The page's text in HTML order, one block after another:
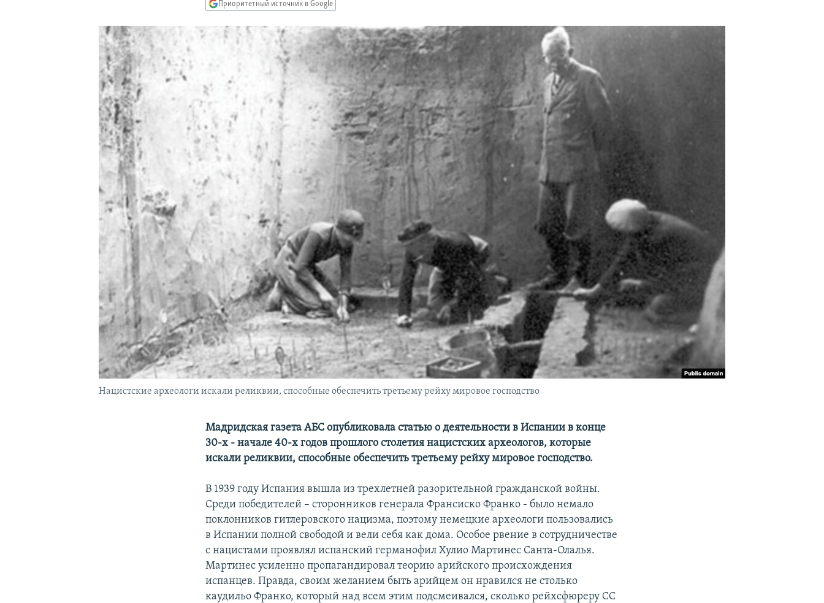
ПОДПИШИТЕСЬ НА РАССЫЛКУ
Приоритетный источник в Google
Нацистские археологи искали реликвии, способные обеспечить третьему рейху мировое господство
Мадридская газета АБС опубликовала статью о деятельности в Испании в конце
30-х - начале 40-х годов прошлого столетия нацистских археологов, которые
искали реликвии, способные обеспечить третьему рейху мировое господство.
В 1939 году Испания вышла из трехлетней разорительной гражданской войны.
Среди победителей – сторонников генерала Франсиско Франко - было немало
поклонников гитлеровского нацизма, поэтому немецкие археологи пользовались
в Испании полной свободой и вели себя как дома. Особое рвение в сотрудничестве
с нацистами проявлял испанский германофил Хулио Мартинес Санта-Олалья.
Мартинес усиленно пропагандировал теорию арийского происхождения
испанцев. Правда, своим желанием быть арийцем он нравился не столько
каудильо Франко, который над всем этим подсмеивался, сколько рейхсфюреру СС